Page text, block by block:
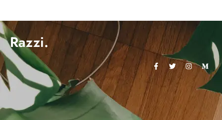
Razzi.